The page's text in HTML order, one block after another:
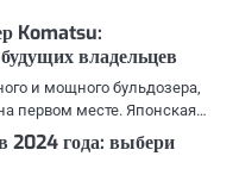
Komatsu:
владельцев
и мощного бульдозера,
первом месте. Японская…
2024 года: выбери